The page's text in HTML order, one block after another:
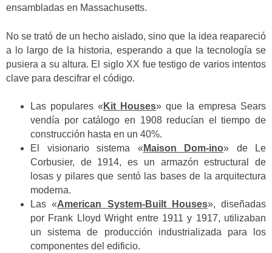
ensambladas en Massachusetts.
No se trató de un hecho aislado, sino que la idea reapareció
a lo largo de la historia, esperando a que la tecnología se
pusiera a su altura. El siglo XX fue testigo de varios intentos
clave para descifrar el código.
Las populares « Kit Houses» que la empresa Sears
vendía por catálogo en 1908 reducían el tiempo de
construcción hasta en un 40%.
El visionario sistema « Maison Dom-ino» de Le
Corbusier, de 1914, es un armazón estructural de
losas y pilares que sentó las bases de la arquitectura
moderna.
Las «American System-Built Houses», diseñadas
por Frank Lloyd Wright entre 1911 y 1917, utilizaban
un sistema de producción industrializada para los
componentes del edificio.